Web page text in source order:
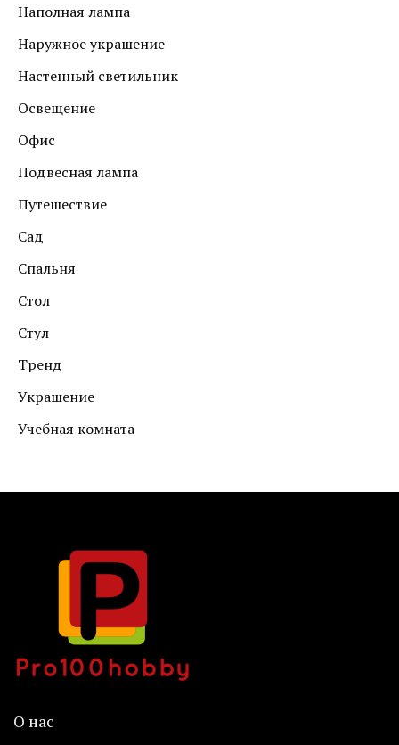
Наполная лампа
Наружное украшение
Настенный светильник
Освещение
Офис
Подвесная лампа
Путешествие
Сад
Спальня
Стол
Стул
Тренд
Украшение
Учебная комната
О нас